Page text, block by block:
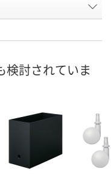
K960603
カゴへ カ
検討されていま